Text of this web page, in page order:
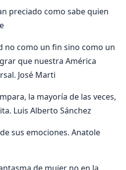
preciado como sabe quien
no como un fin sino como un
que nuestra América
José Marti
la mayoría de las veces,
Luis Alberto Sánchez
sus emociones. Anatole